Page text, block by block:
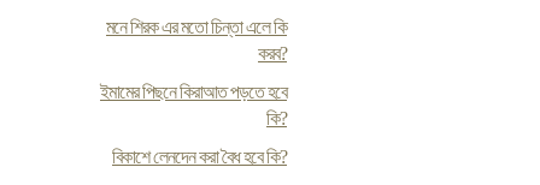
মনে শিরক এর মতো চিন্তা এলে কি
করব?
ইমামের পিছনে কিরাআত পড়তে হবে
কি?
বিকাশে লেনদেন করা বৈধ হবে কি?